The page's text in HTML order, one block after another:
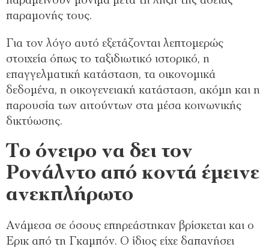
παραμονής τους.
Για τον λόγο αυτό εξετάζονται λεπτομερώς
στοιχεία όπως το ταξιδιωτικό ιστορικό, η
επαγγελματική κατάσταση, τα οικονομικά
δεδομένα, η οικογενειακή κατάσταση, ακόμη και η
παρουσία των αιτούντων στα μέσα κοινωνικής
δικτύωσης.
Το όνειρο να δει τον
Ρονάλντο από κοντά έμεινε
ανεκπλήρωτο
Ανάμεσα σε όσους επηρεάστηκαν βρίσκεται και ο
Ερικ από τη Γκαμπόν. Ο ίδιος είχε δαπανήσει